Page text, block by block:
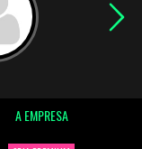
A EMPRESA